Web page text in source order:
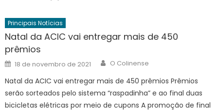
Principais Notícias
Natal da ACIC vai entregar mais de 450
prêmios
Posted
on
18 de novembro de 2021 Author
O Colinense
Natal da ACIC vai entregar mais de 450 prêmios Prêmios
serão sorteados pelo sistema “raspadinha” e ao final duas
bicicletas elétricas por meio de cupons A promoção de final